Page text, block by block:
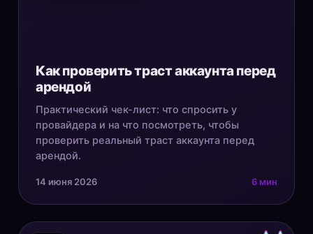
Как проверить траст аккаунта перед
арендой
Практический чек-лист: что спросить у
провайдера и на что посмотреть, чтобы
проверить реальный траст аккаунта перед
арендой.
14 июня 2026 6 мин